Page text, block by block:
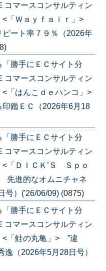
マースコンサルティン
「Ｗａｙｆａｉｒ」>
ート率７９％（2026年
「勝手にＥＣサイト分
マースコンサルティン
はんこｄｅハンコ」>
鑑ＥＣ（2026年6月18
「勝手にＥＣサイト分
マースコンサルティン
ＤＩＣＫ’Ｓ Ｓｐｏ
進的なオムニチャネ
号）('26/06/09) (0875)
「勝手にＥＣサイト分
マースコンサルティン
「鮭の丸亀」> ”違
逸（2026年5月28日号）